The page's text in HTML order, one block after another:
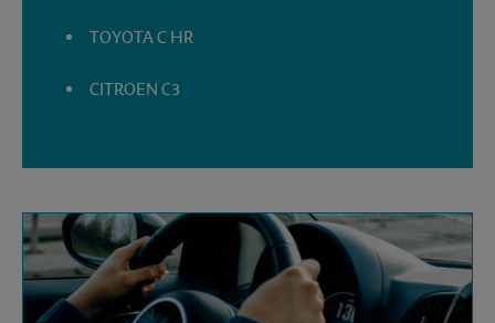
TOYOTA C HR
CITROEN C3